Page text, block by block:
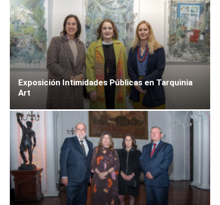
Exposición Intimidades Públicas en Tarquinia
Art